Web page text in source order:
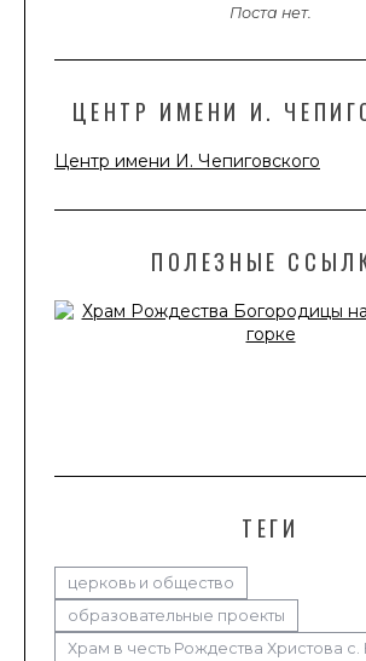
Поста нет.
ЦЕНТР ИМЕНИ И.
Центр имени И. Чепиговского
ПОЛЕЗНЫЕ
ТЕГИ
церковь и общество
образовательные проекты
Храм в честь Рождества Христова с.